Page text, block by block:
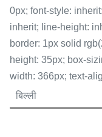
0px; font-style:
inherit; line-height:
border: 1px solid
height: 35px; box-
width: 366px; text-
बिल्ली